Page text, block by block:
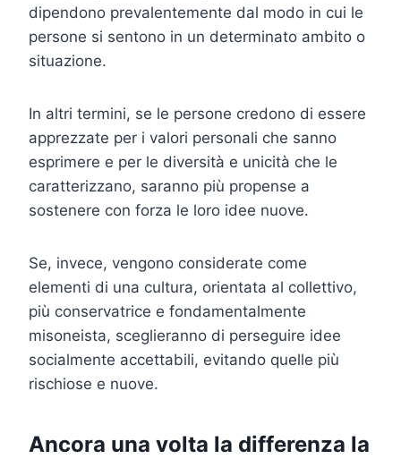
dipendono prevalentemente dal modo in cui le
persone si sentono in un determinato ambito o
situazione.
In altri termini, se le persone credono di essere
apprezzate per i valori personali che sanno
esprimere e per le diversità e unicità che le
caratterizzano, saranno più propense a
sostenere con forza le loro idee nuove.
Se, invece, vengono considerate come
elementi di una cultura, orientata al collettivo,
più conservatrice e fondamentalmente
misoneista, sceglieranno di perseguire idee
socialmente accettabili, evitando quelle più
rischiose e nuove.
Ancora una volta la differenza la